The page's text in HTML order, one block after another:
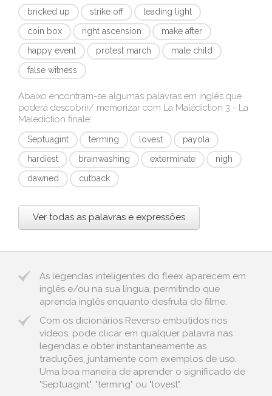
bricked up strike off
leading light
coin box
right ascension
make after
happy event
protest march
male child
false witness
Abaixo encontram-se algumas palavras em inglês que
poderá descobrir/ memorizar com La Malédiction 3 - La
Malédiction finale:
Septuagint terming lovest
payola
hardiest
brainwashing exterminate
nigh
dawned
cutback
Ver todas as palavras e expressões
As legendas inteligentes do fleex aparecem em
inglês e/ou na sua língua, permitindo que
aprenda inglês enquanto desfruta do filme.
Com os dicionários Reverso embutidos nos
vídeos, pode clicar em qualquer palavra nas
legendas e obter instantaneamente as
traduções, juntamente com exemplos de uso.
Uma boa maneira de aprender o significado de
"Septuagint", "terming" ou "lovest".